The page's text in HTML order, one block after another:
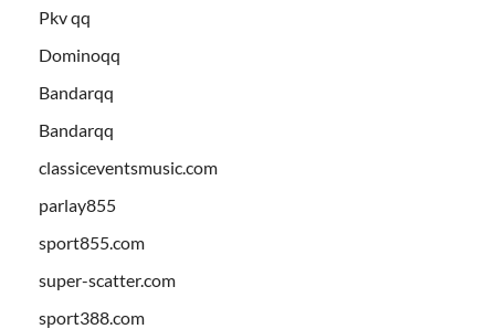
Pkv qq
Dominoqq
Bandarqq
Bandarqq
classiceventsmusic.com
parlay855
sport855.com
super-scatter.com
sport388.com